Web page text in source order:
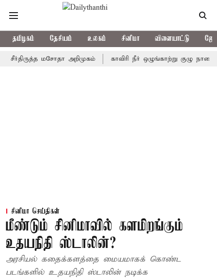
தமிழகம் தேசியம் உலகம் சினிமா விளையாட்டு
மசோதா அறிமுகம் காவிரி நீர் ஒழுங்காற்று குழு நாளை
சினிமா செய்திகள்
மீண்டும் சினிமாவில் களமிறங்கும்
உதயநிதி ஸ்டாலின்?
அரசியல் கதைக்களத்தை மையமாகக் கொண்ட
படங்களில் உதயநிதி ஸ்டாலின் நடிக்க